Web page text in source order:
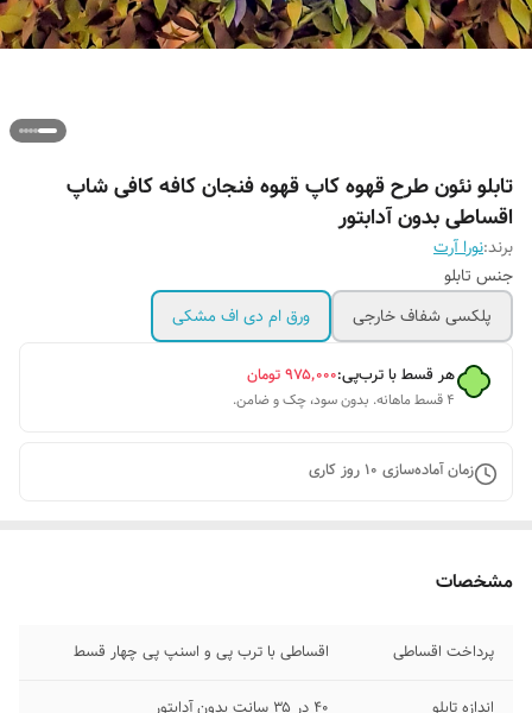
تابلو نئون طرح قهوه کاپ قهوه فنجان کافه کافی شاپ
اقساطی بدون آدابتور
برند:نورا آرت
جنس تابلو
پلکسی شفاف خارجی
ورق ام دی اف مشکی
هر قسط با ترب‌پی:۹۷۵٬۰۰۰تومان
۴ قسط ماهانه. بدون سود، چک و ضامن.
زمان آماده‌سازی 10روز کاری
مشخصات
پرداخت اقساطی اقساطی با ترب پی و اسنپ پی چهار قسط